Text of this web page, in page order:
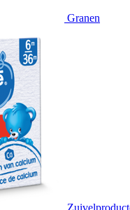
Granen